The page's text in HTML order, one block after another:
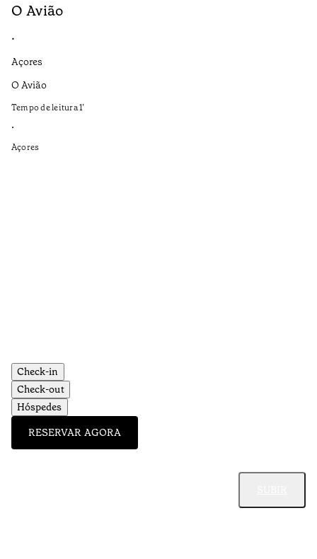
O Avião
•
Açores
O Avião
Tempo de leitura1’
•
Açores
Check-in
Check-out
Hóspedes
RESERVAR AGORA